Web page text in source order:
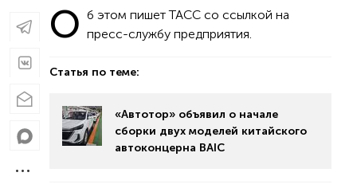
О б этом пишет ТАСС со ссылкой на
пресс-службу предприятия.
Статья по теме:
«Автотор» объявил о начале
сборки двух моделей китайского
автоконцерна BAIC